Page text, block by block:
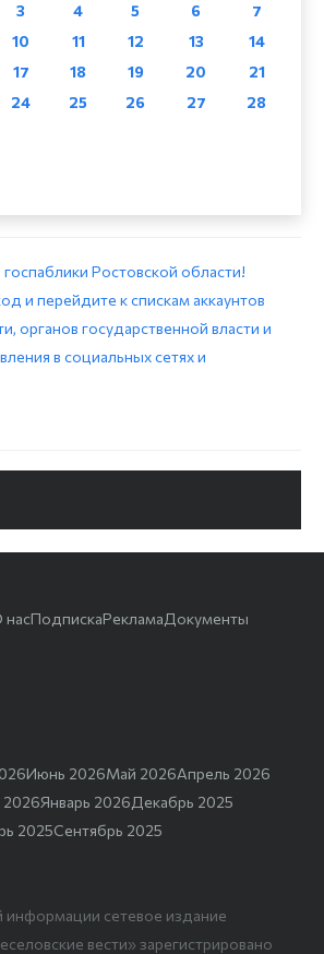
3 4 5 6
7
10 11 12 13
14
17 18 19 20
21
24 25 26 27
28
Ростовской области!
и перейдите к спискам аккаунтов
органов государственной власти и
в социальных сетях и
насПодпискаРекламаДокументы
Июнь 2026Май 2026Апрель 2026
2026Январь 2026Декабрь 2025
2025Сентябрь 2025
информации сетевое издание
вести» зарегистрировано